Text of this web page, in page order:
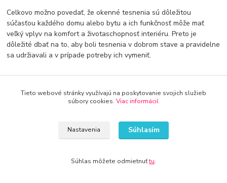
Celkovo možno povedať, že okenné tesnenia sú dôležitou
súčasťou každého domu alebo bytu a ich funkčnosť môže mať
veľký vplyv na komfort a životaschopnosť interiéru. Preto je
dôležité dbať na to, aby boli tesnenia v dobrom stave a pravidelne
sa udržiavali a v prípade potreby ich vymeniť.
Doprava od 30€ zadarmo
8 rokov na trhu
Tieto webové stránky využívajú na poskytovanie svojich služieb
súbory cookies. Viac informácií.
Nastavenia Súhlasím
Súhlas môžete odmietnuťtu.